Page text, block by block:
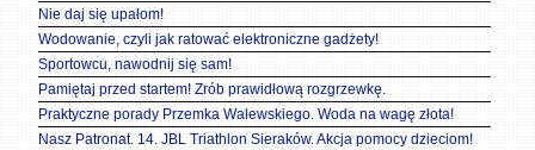
Nie daj się upałom!
Wodowanie, czyli jak ratować elektroniczne gadżety!
Sportowcu, nawodnij się sam!
Pamiętaj przed startem! Zrób prawidłową rozgrzewkę.
Praktyczne porady Przemka Walewskiego. Woda na wagę złota!
Nasz Patronat. 14. JBL Triathlon Sieraków. Akcja pomocy dzieciom!